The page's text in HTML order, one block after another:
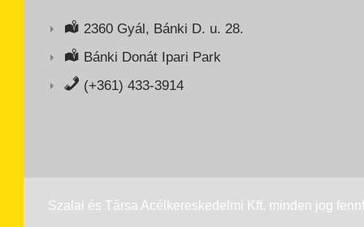
2360 Gyál, Bánki D. u. 28.
Bánki Donát Ipari Park
(+361) 433-3914
Szalai és Társa Acélkereskedelmi Kft. minden jog